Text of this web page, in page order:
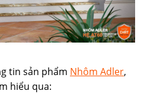
tin sản phẩm Nhôm Adler,
hiểu qua: